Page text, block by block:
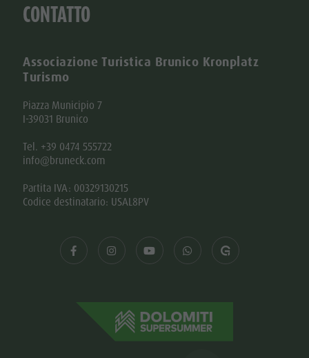
CONTATTO
Associazione Turistica Brunico Kronplatz
Turismo
Piazza Municipio 7
I-39031 Brunico
Tel. +39 0474 555722
info@bruneck.com
Partita IVA: 00329130215
Codice destinatario: USAL8PV